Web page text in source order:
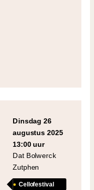
dinsdag 26
augustus 2025
13:00 uur
Dat Bolwerck
Zutphen
Cellofestival